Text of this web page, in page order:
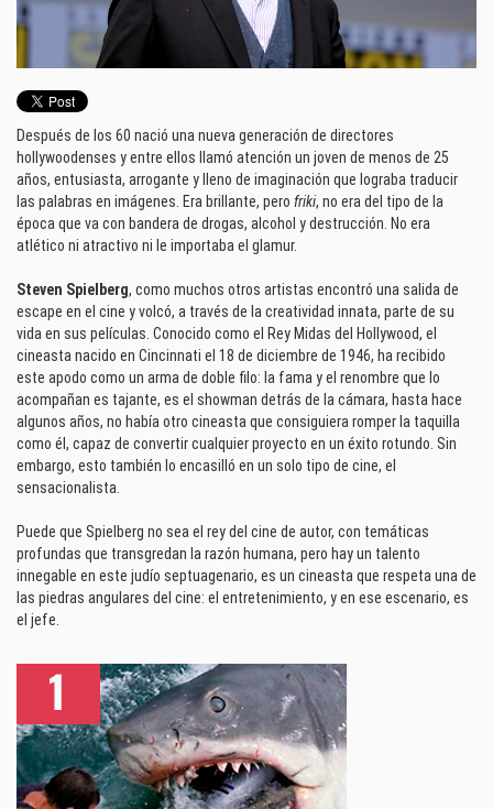
Después de los 60 nació una nueva generación de directores
hollywoodenses y entre ellos llamó atención un joven de menos de 25
años, entusiasta, arrogante y lleno de imaginación que lograba traducir
las palabras en imágenes. Era brillante, pero friki, no era del tipo de la
época que va con bandera de drogas, alcohol y destrucción. No era
atlético ni atractivo ni le importaba el glamur.
Steven Spielberg, como muchos otros artistas encontró una salida de
escape en el cine y volcó, a través de la creatividad innata, parte de su
vida en sus películas. Conocido como el Rey Midas del Hollywood, el
cineasta nacido en Cincinnati el 18 de diciembre de 1946, ha recibido
este apodo como un arma de doble filo: la fama y el renombre que lo
acompañan es tajante, es el showman detrás de la cámara, hasta hace
algunos años, no había otro cineasta que consiguiera romper la taquilla
como él, capaz de convertir cualquier proyecto en un éxito rotundo. Sin
embargo, esto también lo encasilló en un solo tipo de cine, el
sensacionalista.
Puede que Spielberg no sea el rey del cine de autor, con temáticas
profundas que transgredan la razón humana, pero hay un talento
innegable en este judío septuagenario, es un cineasta que respeta una de
las piedras angulares del cine: el entretenimiento, y en ese escenario, es
el jefe.